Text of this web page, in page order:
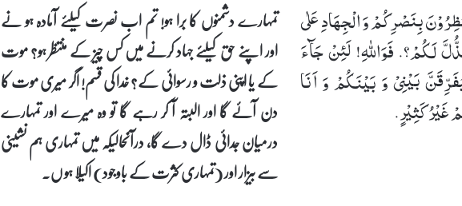
بِنَصْرِكُمْ وَ الْجِهَادِ عَلٰی
لَكُمْ؟. فَوَاللهِ! لَئِنْ جَآءَ
بَیْنِیْ وَ بَیْنَكُمْ وَ اَنَا
غَیْرُ كَثِیْرٍ.
تمہارے دشمنوں کا برا ہو! تم اب نصرت کیلئے آمادہ ہو نے
اور اپنے حق کیلئے جہاد کرنے میں کس چیز کے منتظر ہو؟ موت
کے یا اپنی ذلت و رسوائی کے؟ خدا کی قسم! اگر میری موت کا
دن آئے گا اور البتہ آ کر رہے گا تو وہ میرے اور تمہارے
درمیان جدائی ڈال دے گا، درآنحالیکہ میں تمہاری ہم نشینی
سے بیزار اور (تمہاری کثرت کے باوجود) اکیلا ہو ں۔